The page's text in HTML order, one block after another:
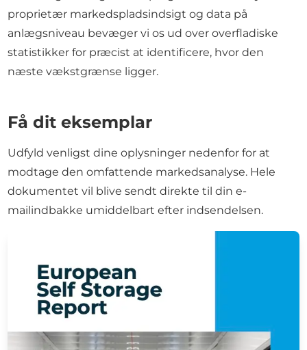
proprietær markedspladsindsigt og data på
anlægsniveau bevæger vi os ud over overfladiske
statistikker for præcist at identificere, hvor den
næste vækstgrænse ligger.
Få dit eksemplar
Udfyld venligst dine oplysninger nedenfor for at
modtage den omfattende markedsanalyse. Hele
dokumentet vil blive sendt direkte til din e-
mailindbakke umiddelbart efter indsendelsen.